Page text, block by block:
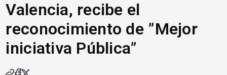
Valencia, recibe el
reconocimiento de ”Mejor
iniciativa Pública”